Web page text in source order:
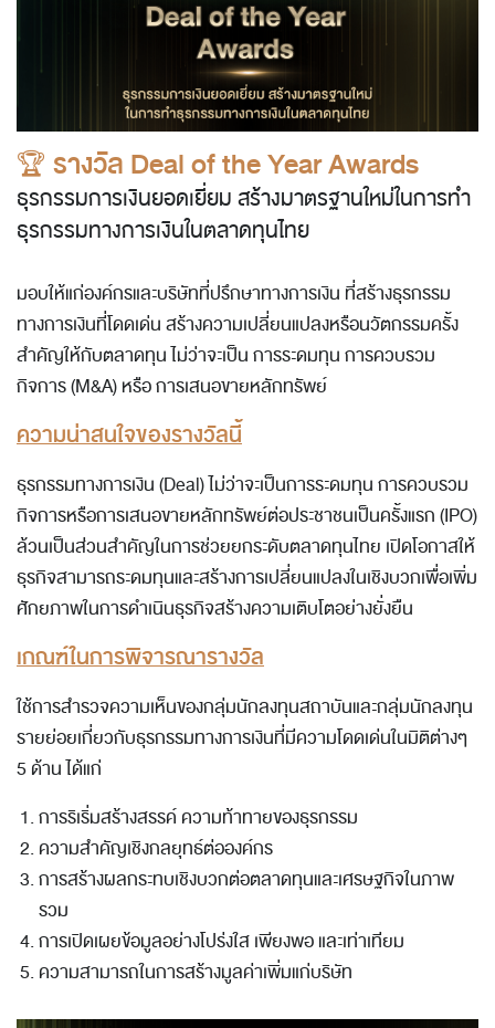
🏆 รางวัล Deal of the Year Awards
ธุรกรรมการเงินยอดเยี่ยม สร้างมาตรฐานใหม่ในการทำ
ธุรกรรมทางการเงินในตลาดทุนไทย
มอบให้แก่องค์กรและบริษัทที่ปรึกษาทางการเงิน ที่สร้างธุรกรรม
ทางการเงินที่โดดเด่น สร้างความเปลี่ยนแปลงหรือนวัตกรรมครั้ง
สำคัญให้กับตลาดทุน ไม่ว่าจะเป็น การระดมทุน การควบรวม
กิจการ (M&A) หรือ การเสนอขายหลักทรัพย์
ความน่าสนใจของรางวัลนี้
ธุรกรรมทางการเงิน (Deal) ไม่ว่าจะเป็นการระดมทุน การควบรวม
กิจการหรือการเสนอขายหลักทรัพย์ต่อประชาชนเป็นครั้งแรก (IPO)
ล้วนเป็นส่วนสำคัญในการช่วยยกระดับตลาดทุนไทย เปิดโอกาสให้
ธุรกิจสามารถระดมทุนและสร้างการเปลี่ยนแปลงในเชิงบวกเพื่อเพิ่ม
ศักยภาพในการดำเนินธุรกิจสร้างความเติบโตอย่างยั่งยืน
เกณฑ์ในการพิจารณารางวัล
ใช้การสำรวจความเห็นของกลุ่มนักลงทุนสถาบันและกลุ่มนักลงทุน
รายย่อยเกี่ยวกับธุรกรรมทางการเงินที่มีความโดดเด่นในมิติต่างๆ
5 ด้าน ได้แก่
การริเริ่มสร้างสรรค์ ความท้าทายของธุรกรรม
ความสำคัญเชิงกลยุทธ์ต่อองค์กร
การสร้างผลกระทบเชิงบวกต่อตลาดทุนและเศรษฐกิจในภาพ
รวม
การเปิดเผยข้อมูลอย่างโปร่งใส เพียงพอ และเท่าเทียม
ความสามารถในการสร้างมูลค่าเพิ่มแก่บริษัท